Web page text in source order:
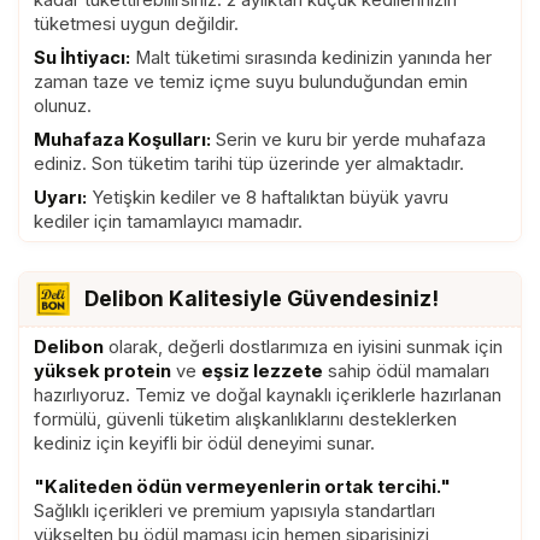
Biberiye özü, Kızılcık, Isırgan, Geven
Otu, Meyan Kökü, Ebegümeci, D-
Mannoz, Potasyum Sorbat.
8. Sindirim ve Bağırsak Desteği:
Malt özü, Yulaf unu, Bitkisel yağlar,
Keçiboynuzu tozu, Deiyonize su,
Biberiye özü, İnülin, Karnıyarık Otu
tozu, Beta-Glukanlar, Kabak
çekirdeği, Karahindiba, Ananas ve
9. Stres Kontrol Desteği:
özü, Yulaf unu, Bitkisel yağlar,
Keçiboynuzu tozu, Deiyonize su,
Biberiye özü, Valerian Özü, Melisa
Özü, Papatya Özü, L-theanine,
Potasyum Sorbat.
Malt özü, Yulaf unu, Bitkisel yağlar,
Keçiboynuzu tozu, Deiyonize su,
200mg, 3a880i Biyotin(B7) 50mg,
3a825v Vitamin B12 6mg, 3a300
Vitamin C 2.500mg, 3a700 Vitamin E
Taurin 1.000mg, 3a910 L-Karnitin:
500mg.
6. Bağışıklık Desteği: 3a841
Vitamin B5 3.000mg, 3a831 Vitamin
B6 500mg, 3a825v Vitamin B12
15mg, 3a300 Vitamin C 5.000mg,
3a700 Vitamin E 250mg, 3c321 L-
lysine 10.000mg, 3b605 Çinko
300mg, 3a370 Taurin 500mg.
7. Böbrek ve İdrar Yolu Desteği:
3a300 Vitamin C 3.000mg, 3c301
DL-Metionin: 1.500mg.
8. Sindirim ve Bağırsak Desteği:
3a880i Biyotin(B7) 10mg, E 578
Kalsiyum 2.000mg.
tüketmesi uygun değildir.
Su İhtiyacı: Malt tüketimi sırasında kedinizin yanında her
zaman taze ve temiz içme suyu bulunduğundan emin
olunuz.
Muhafaza Koşulları: Serin ve kuru bir yerde muhafaza
ediniz. Son tüketim tarihi tüp üzerinde yer almaktadır.
Uyarı: Yetişkin kediler ve 8 haftalıktan büyük yavru
kediler için tamamlayıcı mamadır.
Delibon Kalitesiyle Güvendesiniz!
Delibon olarak, değerli dostlarımıza en iyisini sunmak için
yüksek protein ve eşsiz lezzete sahip ödül mamaları
hazırlıyoruz. Temiz ve doğal kaynaklı içeriklerle hazırlanan
formülü, güvenli tüketim alışkanlıklarını desteklerken
kediniz için keyifli bir ödül deneyimi sunar.
"Kaliteden ödün vermeyenlerin ortak tercihi."
Sağlıklı içerikleri ve premium yapısıyla standartları
yükselten bu ödül maması için hemen siparişinizi